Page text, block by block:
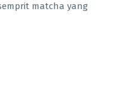
matcha yang